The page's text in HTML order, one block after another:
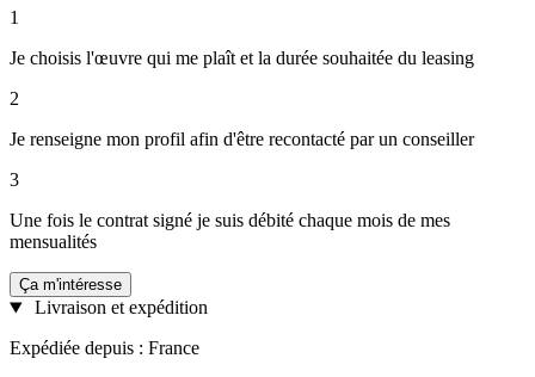
1
Je choisis l'œuvre qui me plaît et la durée souhaitée du leasing
2
Je renseigne mon profil afin d'être recontacté par un conseiller
3
Une fois le contrat signé je suis débité chaque mois de mes
mensualités
Ça m'intéresse
Livraison et expédition
Expédiée depuis : France